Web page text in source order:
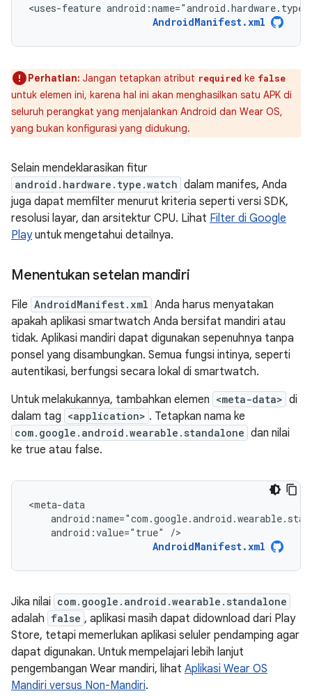
<uses-feature
AndroidManifest.xml
Perhatian: Jangan tetapkan atribut required ke false
untuk elemen ini, karena hal ini akan menghasilkan satu APK di
seluruh perangkat yang menjalankan Android dan Wear OS,
yang bukan konfigurasi yang didukung.
Selain mendeklarasikan fitur
android.hardware.type.watch dalam manifes, Anda
juga dapat memfilter menurut kriteria seperti versi SDK,
resolusi layar, dan arsitektur CPU. Lihat Filter di Google
Playuntuk mengetahui detailnya.
Menentukan setelan mandiri
File AndroidManifest.xml Anda harus menyatakan
apakah aplikasi smartwatch Anda bersifat mandiri atau
tidak. Aplikasi mandiri dapat digunakan sepenuhnya tanpa
ponsel yang disambungkan. Semua fungsi intinya, seperti
autentikasi, berfungsi secara lokal di smartwatch.
Untuk melakukannya, tambahkan elemen <meta-data> di
dalam tag <application> . Tetapkan nama ke
com.google.android.wearable.standalone dan nilai
ke true atau false.
android:value="true"
/>
AndroidManifest.xml
Jika nilai com.google.android.wearable.standalone
adalah false , aplikasi masih dapat didownload dari Play
Store, tetapi memerlukan aplikasi seluler pendamping agar
dapat digunakan. Untuk mempelajari lebih lanjut
pengembangan Wear mandiri, lihat Aplikasi Wear OS
Mandiri versus Non-Mandiri.